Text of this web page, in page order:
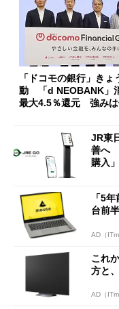
「ドコモの銀行」きょ
動 「d NEOBANK」
最大4.5％還元 強みは
JR東
善へ
購入
「5
台前
AD（
これ
方と
AD（